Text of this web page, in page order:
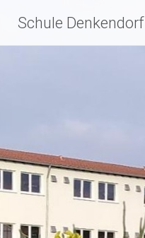
InhaltSchule Denkendorf